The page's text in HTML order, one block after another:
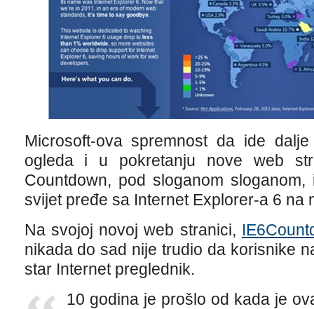
Microsoft-ova spremnost da ide
ogleda i u pokretanju nove web
Countdown, pod sloganom
svijet pređe sa Internet Explorer-a 6 na
Na svojoj novoj web stranici,
nikada do sad nije trudio da korisnike
star Internet preglednik.
10 godina je prošlo od kada je